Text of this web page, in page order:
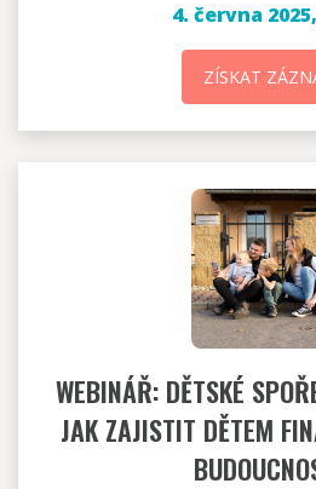
4. června
ZÍSKAT
WEBINÁŘ: DĚTSKÉ
JAK ZAJISTIT DĚTEM